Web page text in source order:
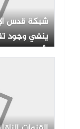
شبكة قدس
ينفي وجود
الأسرى مع